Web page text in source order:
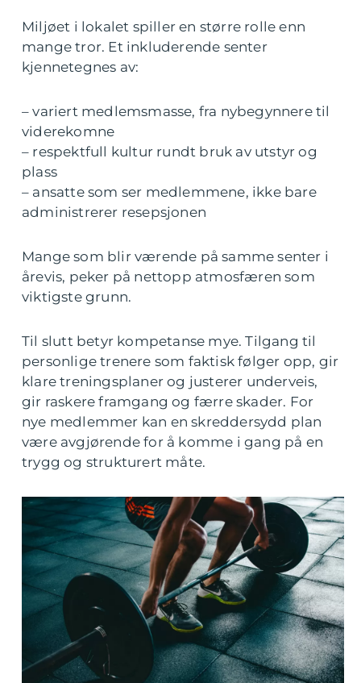
Miljøet i lokalet spiller en større rolle enn
mange tror. Et inkluderende senter
kjennetegnes av:
– variert medlemsmasse, fra nybegynnere til
viderekomne
– respektfull kultur rundt bruk av utstyr og
plass
– ansatte som ser medlemmene, ikke bare
administrerer resepsjonen
Mange som blir værende på samme senter i
årevis, peker på nettopp atmosfæren som
viktigste grunn.
Til slutt betyr kompetanse mye. Tilgang til
personlige trenere som faktisk følger opp, gir
klare treningsplaner og justerer underveis,
gir raskere framgang og færre skader. For
nye medlemmer kan en skreddersydd plan
være avgjørende for å komme i gang på en
trygg og strukturert måte.